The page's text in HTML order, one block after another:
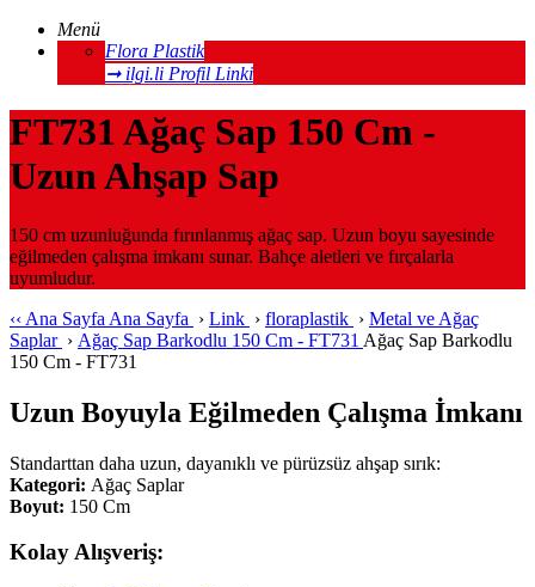
Menü
Flora Plastik
➞ ilgi.li Profil Linki
FT731 Ağaç Sap 150 Cm -
Uzun Ahşap Sap
150 cm uzunluğunda fırınlanmış ağaç sap. Uzun boyu sayesinde
eğilmeden çalışma imkanı sunar. Bahçe aletleri ve fırçalarla
uyumludur.
‹‹ Ana Sayfa Ana Sayfa › Link › floraplastik › Metal ve Ağaç
Saplar › Ağaç Sap Barkodlu 150 Cm - FT731 Ağaç Sap Barkodlu
150 Cm - FT731
Uzun Boyuyla Eğilmeden Çalışma İmkanı
Standarttan daha uzun, dayanıklı ve pürüzsüz ahşap sırık:
Kategori: Ağaç Saplar
Boyut: 150 Cm
Kolay Alışveriş: